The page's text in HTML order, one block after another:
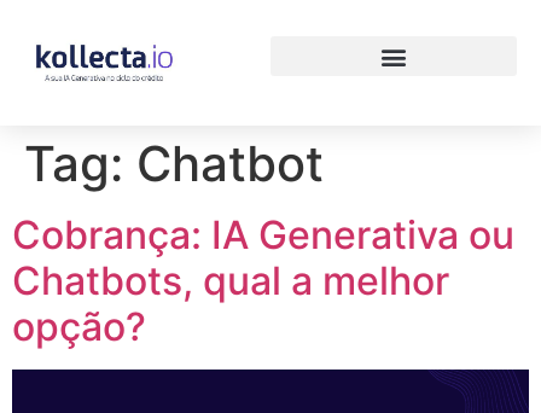
Tag: Chatbot
Cobrança: IA Generativa ou
Chatbots, qual a melhor
opção?